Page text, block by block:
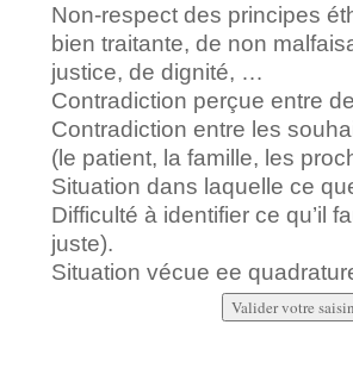
Non-respect des principes
bien traitante, de non
justice, de dignité, …
Contradiction perçue entre
Contradiction entre les
(le patient, la famille, les
Situation dans laquelle ce
Difficulté à identifier ce qu’il
juste).
Situation vécue ee